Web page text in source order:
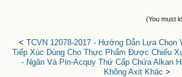
(You must
< TCVN 12078-2017 - Hướng Dẫn Lựa Chọn
Tiếp Xúc Dùng Cho Thực Phẩm Được Chiếu
- Ngăn Và Pin-Acquy Thứ Cấp Chứa Alkan
Không Axit Khác >